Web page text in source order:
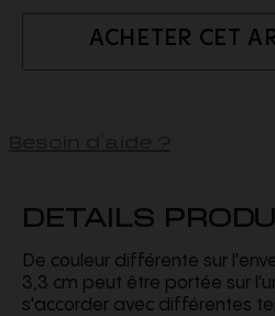
ACHETER CET
DETAILS
De couleur différente sur
3,3 cm peut être portée sur
s'accorder avec différentes